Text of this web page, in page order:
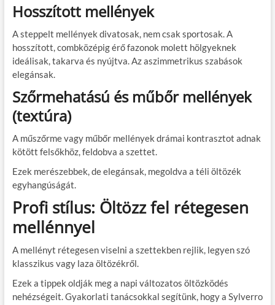
Hosszított mellények
A steppelt mellények divatosak, nem csak sportosak. A
hosszított, combközépig érő fazonok molett hölgyeknek
ideálisak, takarva és nyújtva. Az aszimmetrikus szabások
elegánsak.
Szőrmehatású és műbőr mellények
(textúra)
A műszőrme vagy műbőr mellények drámai kontrasztot adnak
kötött felsőkhöz, feldobva a szettet.
Ezek merészebbek, de elegánsak, megoldva a téli öltözék
egyhangúságát.
Profi stílus: Öltözz fel rétegesen
mellénnyel
A mellényt rétegesen viselni a szettekben rejlik, legyen szó
klasszikus vagy laza öltözékről.
Ezek a tippek oldják meg a napi változatos öltözködés
nehézségeit. Gyakorlati tanácsokkal segítünk, hogy a Sylverro